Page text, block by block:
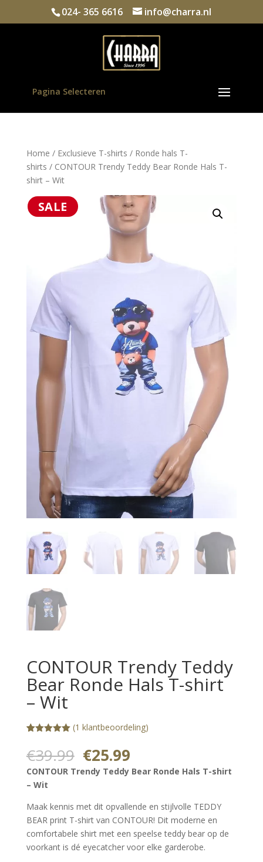
024- 365 6616 info@charra.nl
Pagina Selecteren
Home / Exclusieve T-shirts / Ronde hals T-
shirts / CONTOUR Trendy Teddy Bear Ronde Hals T-
shirt – Wit
SALE
CONTOUR Trendy Teddy
Bear Ronde Hals T-shirt
– Wit
gebaseerd
klantbeoorde
ling
(1 klantbeoordeling)
€39.99 Oorspronkelijke
prijs
was:
€25.99Huidige
prijs
is:
CONTOUR Trendy Teddy Bear Ronde Hals T-shirt
– Wit
Maak kennis met dit opvallende en stijlvolle TEDDY
BEAR print T-shirt van CONTOUR! Dit moderne en
comfortabele shirt met een speelse teddy bear op de
voorkant is dé eyecatcher voor elke garderobe.